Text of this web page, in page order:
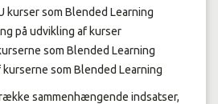
kurser som Blended Learning
på udvikling af kurser
som Blended Learning
som Blended Learning
sammenhængende indsatser,